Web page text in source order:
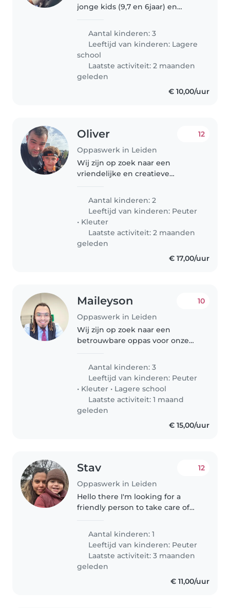
jonge kids (9,7 en 6jaar) en
Leiden. Alle 3 de kids zitten op
school en zijn vrolijk en
energiek. We zoeken een
enthousiaste..
Aantal kinderen: 3
Leeftijd van kinderen: Lagere
school
Laatste activiteit: 2 maanden
geleden
€ 10,00/uur
Oliver
Oppaswerk in Leiden
12
Wij zijn op zoek naar een
vriendelijke en creatieve
voor onze twee speelse
kinderen, een peutertje en een
kleuter. Onze kinderen zijn erg
speels, creatief..
Aantal kinderen: 2
Leeftijd van kinderen: Peuter
• Kleuter
Laatste activiteit: 2 maanden
geleden
€ 17,00/uur
Maileyson
Oppaswerk in Leiden
10
Wij zijn op zoek naar een
betrouwbare oppas voor onze
patroon maar zo nu en dan. een
peutertje, een kleuter en een
dochter van 9 (om het weekend)
...
Aantal kinderen: 3
Leeftijd van kinderen: Peuter
• Kleuter • Lagere school
Laatste activiteit: 1 maand
geleden
€ 15,00/uur
Stav
Oppaswerk in Leiden
12
Hello there I'm looking for a
friendly person to take care of
while I'm working at home. he's
a calm happy toddler..
Aantal kinderen: 1
Leeftijd van kinderen: Peuter
Laatste activiteit: 3 maanden
geleden
€ 11,00/uur